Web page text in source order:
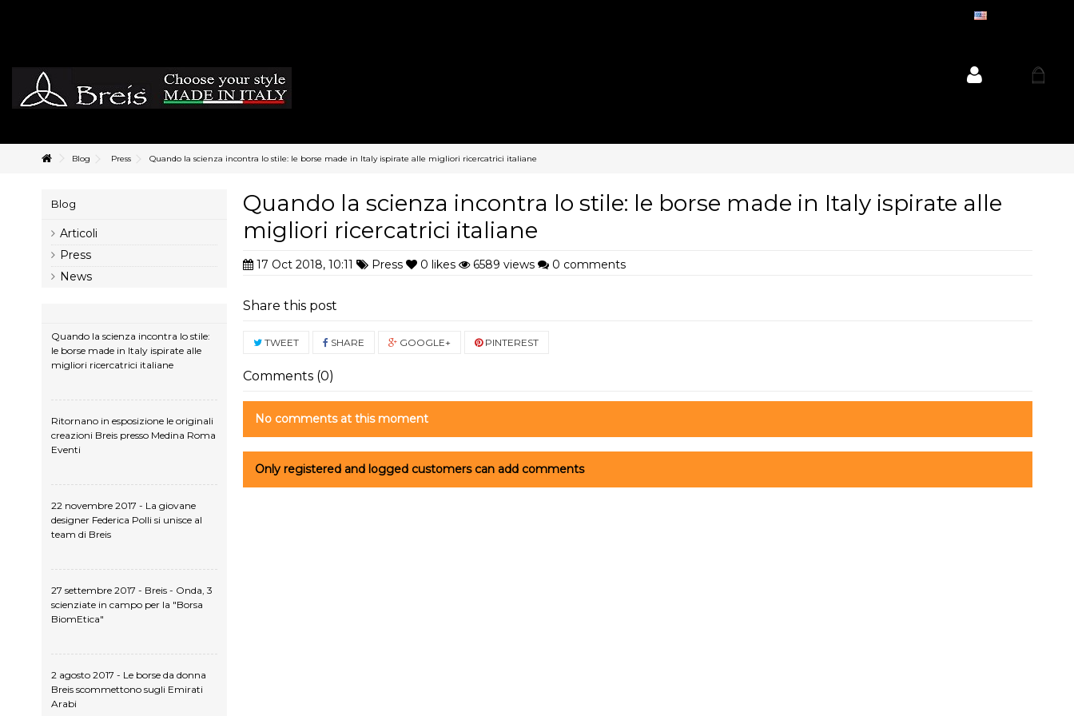
Blog Press Quando la scienza incontra lo stile: le borse made in Italy ispirate alle migliori ricercatrici italiane
Quando la scienza incontra lo stile: le borse made in Italy ispirate alle
migliori ricercatrici italiane
17 Oct 2018, 10:11 Press 0 likes 6589 views 0 comments
Share this post
TWEET SHARE GOOGLE+ PINTEREST
Comments (0)
No comments at this moment
Only registered and logged customers can add comments
Blog
Articoli
Press
News
Quando la scienza incontra lo stile:
le borse made in Italy ispirate alle
migliori ricercatrici italiane
Ritornano in esposizione le originali
creazioni Breis presso Medina Roma
Eventi
22 novembre 2017 - La giovane
designer Federica Polli si unisce al
team di Breis
27 settembre 2017 - Breis - Onda, 3
scienziate in campo per la "Borsa
BiomEtica"
2 agosto 2017 - Le borse da donna
Breis scommettono sugli Emirati
Arabi